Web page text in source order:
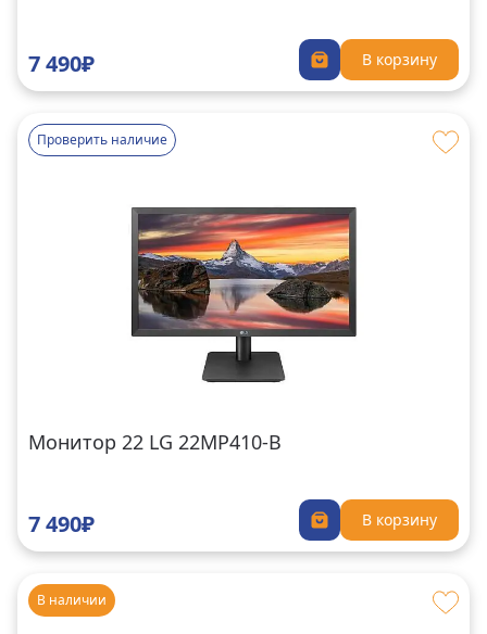
7 490₽ В корзину
Проверить наличие
Монитор 22 LG 22MP410-B
7 490₽ В корзину
В наличии